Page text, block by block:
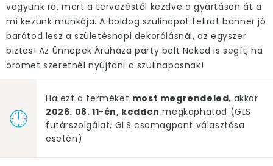
vagyunk rá, mert a tervezéstől kezdve a gyártáson át a
mi kezünk munkája. A boldog szülinapot felirat banner jó
barátod lesz a születésnapi dekorálásnál, az egyszer
biztos! Az Ünnepek Áruháza party bolt Neked is segít, ha
örömet szeretnél nyújtani a szülinaposnak!
Ha ezt a terméket most megrendeled, akkor
2026. 08. 11-én, kedden megkaphatod (GLS
futárszolgálat, GLS csomagpont választása
esetén)